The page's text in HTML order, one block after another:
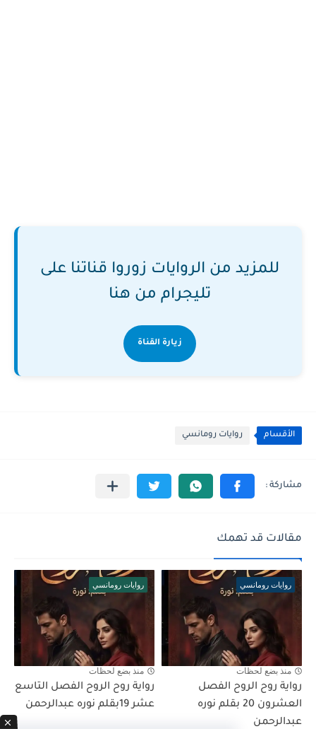
للمزيد من الروايات زوروا قناتنا على
تليجرام من هنا
زيارة القناة
الأقسام روايات رومانسي
مقالات قد تهمك
روايات رومانسي
منذ بضع لحظات
رواية روح الروح الفصل
العشرون 20 بقلم نوره
عبدالرحمن
روايات رومانسي
منذ بضع لحظات
رواية روح الروح الفصل التاسع
عشر 19بقلم نوره عبدالرحمن